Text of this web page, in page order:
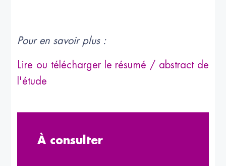
Pour en savoir plus :
Lire ou télécharger le résumé / abstract de
l'étude
À consulter